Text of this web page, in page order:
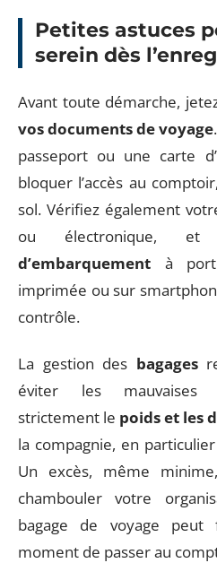
Petites astuces
serein dès
Avant toute démarche,
vos documents de voyage
passeport ou une carte
bloquer l’accès au
sol. Vérifiez également
ou électronique,
d’embarquement à
imprimée ou sur
contrôle.
La gestion des bagages
éviter les mauvaises
strictement le poids et les
la compagnie, en
Un excès, même
chambouler votre
bagage de voyage
moment de passer au